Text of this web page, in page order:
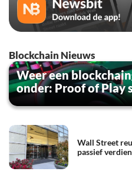
Blockchain Nieuws
Weer een
onder: Proof of Play
Wall Street
passief